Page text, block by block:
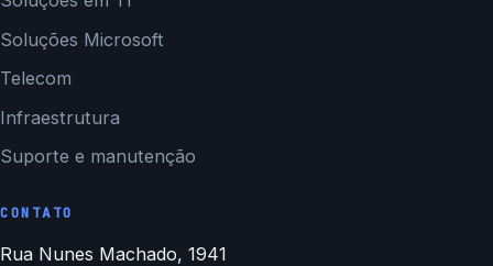
Soluções Microsoft
Telecom
Infraestrutura
Suporte e manutenção
CONTATO
Rua Nunes Machado, 1941